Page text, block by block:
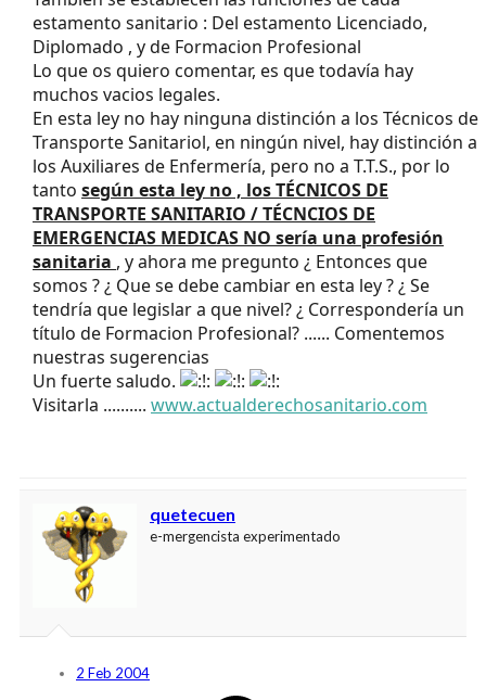
estamento sanitario : Del estamento Licenciado,
Diplomado , y de Formacion Profesional
Lo que os quiero comentar, es que todavía hay
muchos vacios legales.
En esta ley no hay ninguna distinción a los Técnicos de
Transporte Sanitariol, en ningún nivel, hay distinción a
los Auxiliares de Enfermería, pero no a T.T.S., por lo
tanto según esta ley no , los TÉCNICOS DE
TRANSPORTE SANITARIO / TÉCNCIOS DE
EMERGENCIAS MEDICAS NO sería una profesión
sanitaria , y ahora me pregunto ¿ Entonces que
somos ? ¿ Que se debe cambiar en esta ley ? ¿ Se
tendría que legislar a que nivel? ¿ Correspondería un
título de Formacion Profesional? ...... Comentemos
nuestras sugerencias
Un fuerte saludo.
Visitarla .......... www.actualderechosanitario.com
quetecuen
e-mergencista experimentado
2 Feb 2004